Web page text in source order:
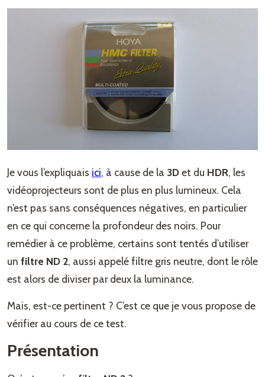
Je vous l’expliquais ici, à cause de la 3Det du HDR, les
vidéoprojecteurs sont de plus en plus lumineux. Cela
n’est pas sans conséquences négatives, en particulier
en ce qui concerne la profondeur des noirs. Pour
remédier à ce problème, certains sont tentés d’utiliser
un filtre ND 2, aussi appelé filtre gris neutre, dont le rôle
est alors de diviser par deux la luminance.
Mais, est-ce pertinent ? C’est ce que je vous propose de
vérifier au cours de ce test.
Présentation